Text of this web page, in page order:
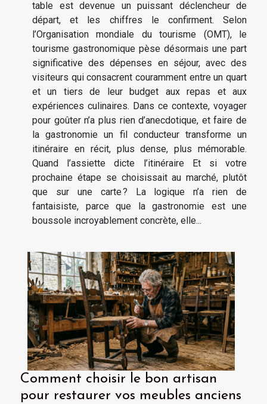
table est devenue un puissant déclencheur de
départ, et les chiffres le confirment. Selon
l’Organisation mondiale du tourisme (OMT), le
tourisme gastronomique pèse désormais une part
significative des dépenses en séjour, avec des
visiteurs qui consacrent couramment entre un quart
et un tiers de leur budget aux repas et aux
expériences culinaires. Dans ce contexte, voyager
pour goûter n’a plus rien d’anecdotique, et faire de
la gastronomie un fil conducteur transforme un
itinéraire en récit, plus dense, plus mémorable.
Quand l’assiette dicte l’itinéraire Et si votre
prochaine étape se choisissait au marché, plutôt
que sur une carte ? La logique n’a rien de
fantaisiste, parce que la gastronomie est une
boussole incroyablement concrète, elle...
Comment choisir le bon artisan
pour restaurer vos meubles anciens